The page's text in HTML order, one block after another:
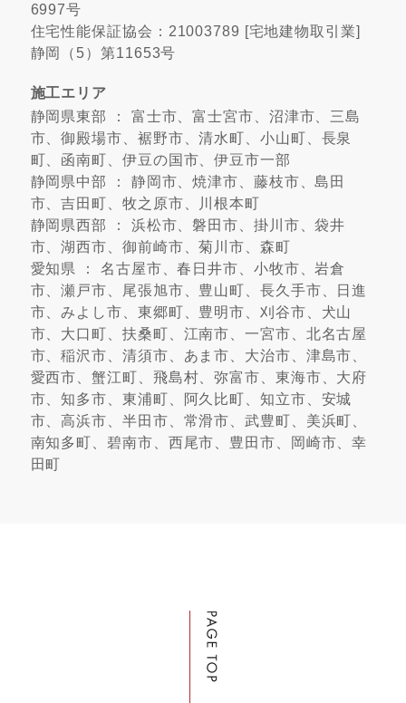
6997号
住宅性能保証協会：21003789 [宅地建物取引業]
静岡（5）第11653号
施工エリア
静岡県東部 ： 富士市、富士宮市、沼津市、三島
市、御殿場市、裾野市、清水町、小山町、長泉
町、函南町、伊豆の国市、伊豆市一部
静岡県中部 ： 静岡市、焼津市、藤枝市、島田
市、吉田町、牧之原市、川根本町
静岡県西部 ： 浜松市、磐田市、掛川市、袋井
市、湖西市、御前崎市、菊川市、森町
愛知県 ： 名古屋市、春日井市、小牧市、岩倉
市、瀬戸市、尾張旭市、豊山町、長久手市、日進
市、みよし市、東郷町、豊明市、刈谷市、犬山
市、大口町、扶桑町、江南市、一宮市、北名古屋
市、稲沢市、清須市、あま市、大治市、津島市、
愛西市、蟹江町、飛島村、弥富市、東海市、大府
市、知多市、東浦町、阿久比町、知立市、安城
市、高浜市、半田市、常滑市、武豊町、美浜町、
南知多町、碧南市、西尾市、豊田市、岡崎市、幸
田町